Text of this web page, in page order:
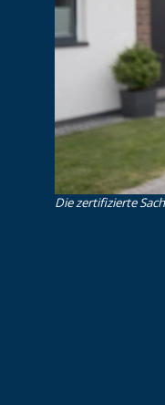
Die zertifizierte